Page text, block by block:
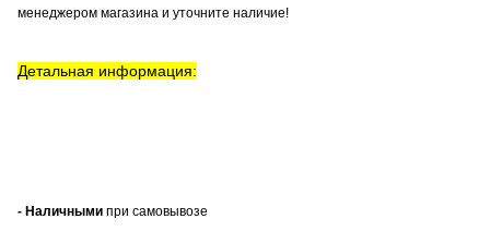
менеджером магазина и уточните наличие!
Детальная информация:
- Наличными при самовывозе